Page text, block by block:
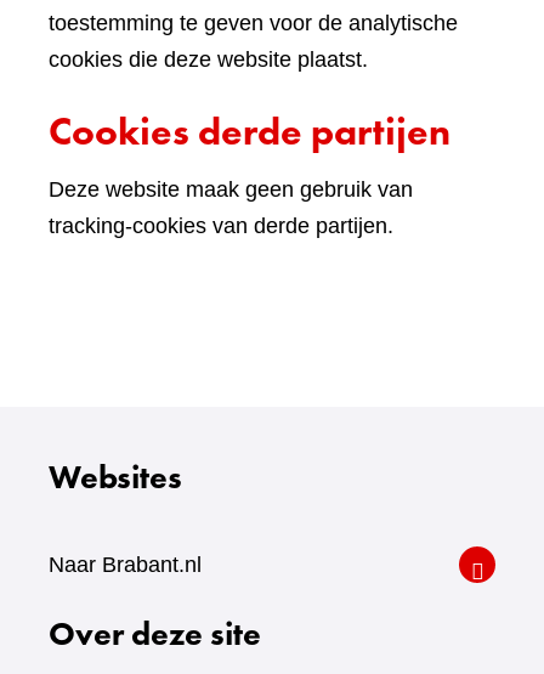
toestemming te geven voor de analytische
cookies die deze website plaatst.
Cookies derde partijen
Deze website maak geen gebruik van
tracking-cookies van derde partijen.
Websites
Naar Brabant.nl
Over deze site